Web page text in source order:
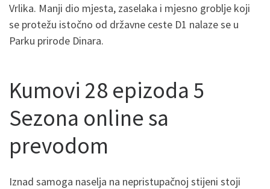
Vrlika. Manji dio mjesta, zaselaka i mjesno groblje koji
se protežu istočno od državne ceste D1 nalaze se u
Parku prirode Dinara.
Kumovi 28 epizoda 5
Sezona online sa
prevodom
Iznad samoga naselja na nepristupačnoj stijeni stoji